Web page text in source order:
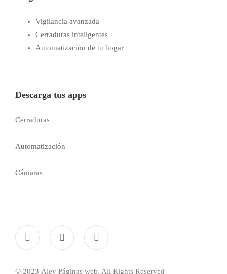
Vigilancia avanzada
Cerraduras inteligentes
Automatización de tu hogar
Descarga tus apps
Cerraduras
Automatización
Cámaras
© 2023 Aley Páginas web. All Rights Reserved